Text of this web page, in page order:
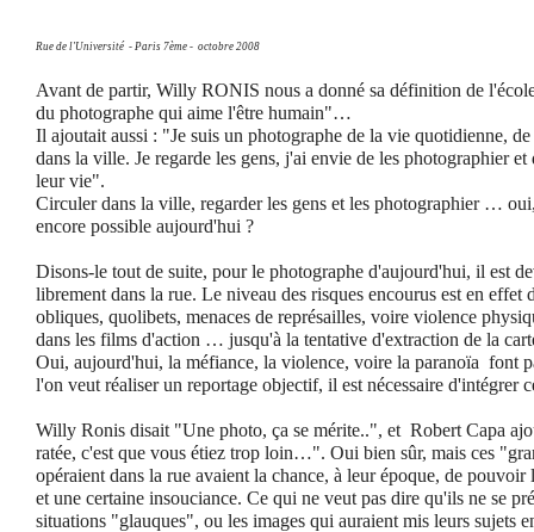
Rue de l'Université - Paris 7ème - octobre 2008
Avant de partir, Willy RONIS nous a donné sa définition de
du photographe qui aime l'être humain"…
Il ajoutait aussi : "Je suis un photographe de la vie quotidienne,
dans la ville. Je regarde les gens, j'ai envie de les photographier et
leur vie".
Circuler dans la ville, regarder les gens et les photographier …
encore possible aujourd'hui ?
Disons-le tout de suite, pour le photographe d'aujourd'hui, il est
librement dans la rue. Le niveau des risques encourus est en effet
obliques, quolibets, menaces de représailles, voire violence
dans les films d'action … jusqu'à la tentative d'extraction de la
Oui, aujourd'hui, la méfiance, la violence, voire la paranoïa font
l'on veut réaliser un reportage objectif, il est nécessaire d'intégrer
Willy Ronis disait "Une photo, ça se mérite..", et Robert Capa
ratée, c'est que vous étiez trop loin…". Oui bien sûr, mais ces
opéraient dans la rue avaient la chance, à leur époque, de
et une certaine insouciance. Ce qui ne veut pas dire qu'ils ne se
situations "glauques", ou les images qui auraient mis leurs sujets